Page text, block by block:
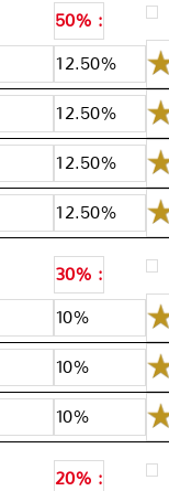
50% :
12.50%
12.50%
12.50%
12.50%
30% :
10%
10%
10%
20% :